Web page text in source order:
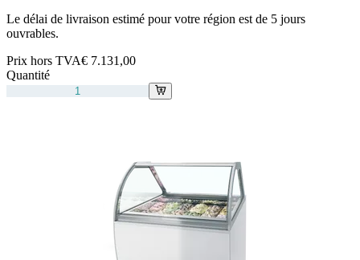
Le délai de livraison estimé pour votre région est de 5 jours
ouvrables.
Prix hors TVA€ 7.131,00
Quantité